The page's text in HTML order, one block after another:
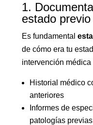
1.
estado previo
Es fundamental
de cómo era tu
intervención
Historial médico
anteriores
Informes de
patologías previas